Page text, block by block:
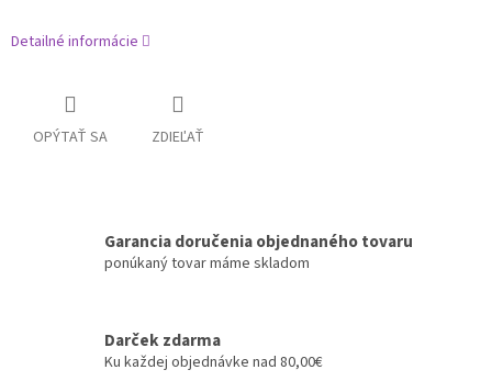
Detailné informácie
OPÝTAŤ SA ZDIEĽAŤ
Garancia doručenia objednaného tovaru
ponúkaný tovar máme skladom
Darček zdarma
Ku každej objednávke nad 80,00€